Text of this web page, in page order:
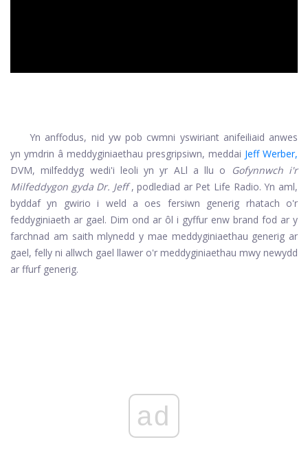
Yn anffodus, nid yw pob cwmni yswiriant anifeiliaid anwes
yn ymdrin â meddyginiaethau presgripsiwn, meddai Jeff Werber,
DVM, milfeddyg wedi'i leoli yn yr ALl a llu o
Gofynnwch i'r
Milfeddygon gyda Dr. Jeff , podlediad ar Pet Life Radio. Yn aml,
byddaf yn gwirio i weld a oes fersiwn generig rhatach o'r
feddyginiaeth ar gael. Dim ond ar ôl i gyffur enw brand fod ar y
farchnad am saith mlynedd y mae meddyginiaethau generig ar
gael, felly ni allwch gael llawer o'r meddyginiaethau mwy newydd
ar ffurf generig.
ad